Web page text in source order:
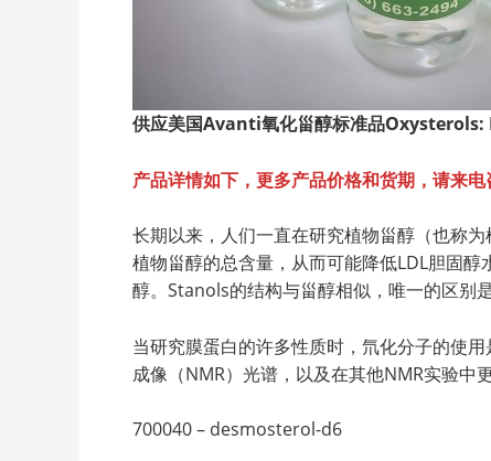
供应美国Avanti氧化甾醇标准品
产品详情如下，更多产品价格和货期，请来电
长期以来，人们一直在研究植物甾醇（也称
植物甾醇的总含量，从而可能降低LDL胆固
醇。Stanols的结构与甾醇相似，唯一的区别
当研究膜蛋白的许多性质时，氘化分子的使
成像（NMR）光谱，以及在其他NMR实验中
700040 – desmosterol-d6